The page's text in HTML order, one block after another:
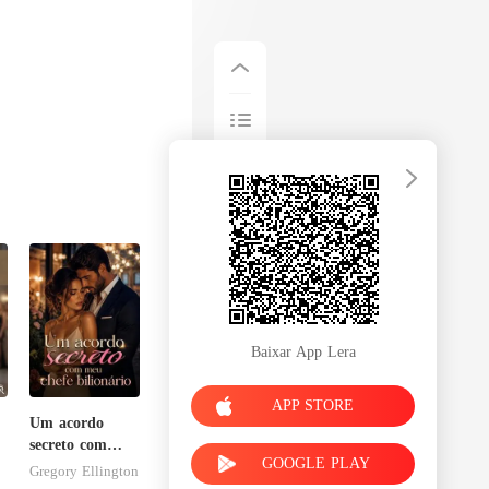
Um acordo
secreto com
meu chefe
Gregory Ellington
Baixar App Lera
APP STORE
GOOGLE PLAY